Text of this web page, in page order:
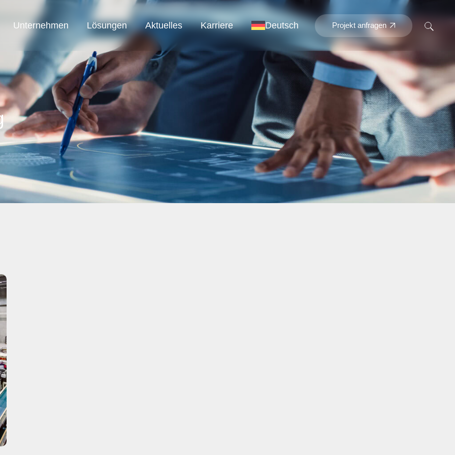
Unternehmen
SAB Austria
SAB Automation
SAB Smart Solution
Lösungen Aktuelles Karriere Deutsch Projekt anfragen